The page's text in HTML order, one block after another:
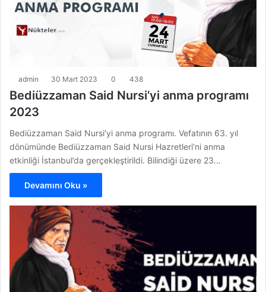
admin 30 Mart 2023 0 438
Bediüzzaman Said Nursi’yi anma programı
2023
Bediüzzaman Said Nursi’yi anma programı. Vefatının 63. yıl
dönümünde Bediüzzaman Said Nursi Hazretleri’ni anma
etkinliği İstanbul’da gerçekleştirildi. Bilindiği üzere 23…
Devamını Oku »